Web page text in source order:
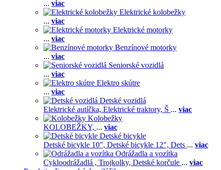
... viac
Elektrické kolobežky
... viac
Elektrické motorky
... viac
Benzínové motorky
... viac
Seniorské vozidlá
... viac
Elektro skútre
... viac
Detské vozidlá
Elektrické autíčka, Elektrické traktory, Š ... viac
Kolobežky
KOLOBEŽKY, ... viac
Detské bicykle
Detské bicykle 10", Detské bicykle 12", Dets ... viac
Odrážadla a vozítka
Cykloodrážadlá , Trojkolky, Detské korčule ... viac